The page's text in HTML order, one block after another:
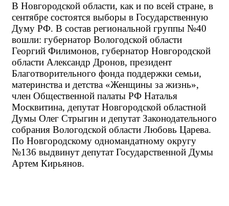
В Новгородской области, как и по всей стране, в
сентябре состоятся выборы в Государственную
Думу РФ. В состав региональной группы №40
вошли: губернатор Вологодской области
Георгий Филимонов, губернатор Новгородской
области Александр Дронов, президент
Благотворительного фонда поддержки семьи,
материнства и детства «Женщины за жизнь»,
член Общественной палаты РФ Наталья
Москвитина, депутат Новгородской областной
Думы Олег Стрыгин и депутат Законодательного
собрания Вологодской области Любовь Царева.
По Новгородскому одномандатному округу
№136 выдвинут депутат Государственной Думы
Артем Кирьянов.